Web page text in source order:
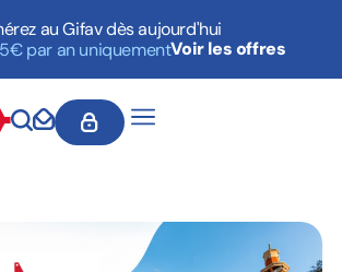
au Gifav dès aujourd'hui
par an uniquementVoir les offres